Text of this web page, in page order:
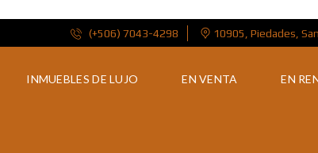
(+506) 7043-4298 10905, Piedades,
INMUEBLES DE LUJO EN VENTA EN